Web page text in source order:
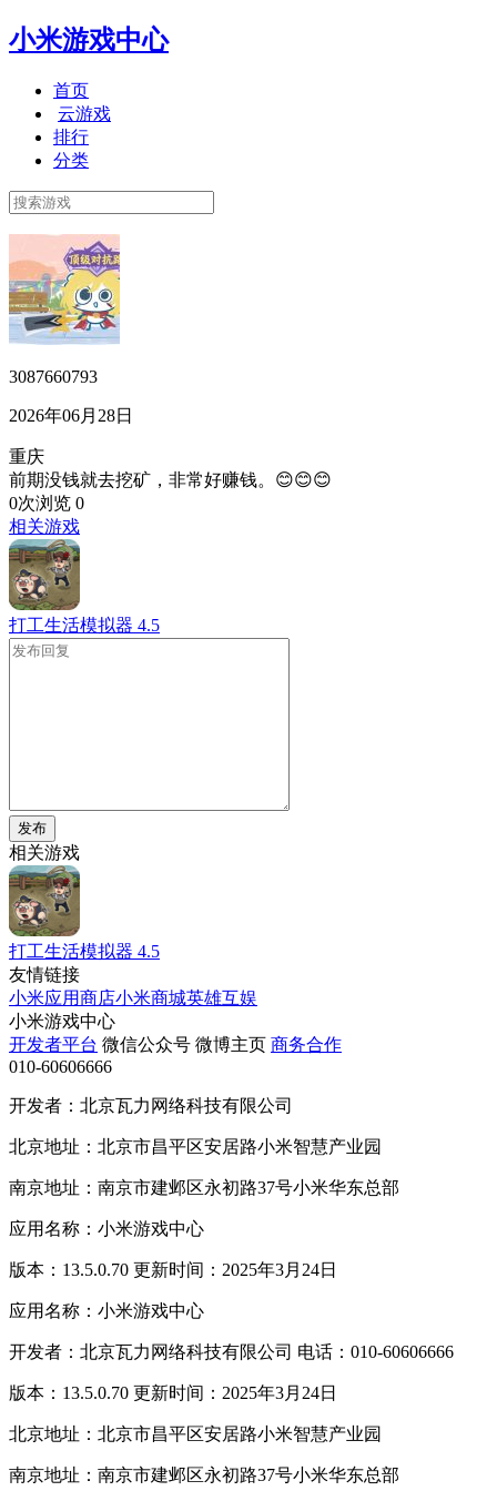
小米游戏中心
首页
云游戏
排行
分类
3087660793
2026年06月28日
重庆
前期没钱就去挖矿，非常好赚钱。😊😊😊
0次浏览 0
相关游戏
打工生活模拟器 4.5
发布
相关游戏
打工生活模拟器 4.5
友情链接
小米应用商店小米商城英雄互娱
小米游戏中心
开发者平台 微信公众号 微博主页 商务合作
010-60606666
开发者：北京瓦力网络科技有限公司
北京地址：北京市昌平区安居路小米智慧产业园
南京地址：南京市建邺区永初路37号小米华东总部
应用名称：小米游戏中心
版本：13.5.0.70 更新时间：2025年3月24日
应用名称：小米游戏中心
开发者：北京瓦力网络科技有限公司 电话：010-60606666
版本：13.5.0.70 更新时间：2025年3月24日
北京地址：北京市昌平区安居路小米智慧产业园
南京地址：南京市建邺区永初路37号小米华东总部